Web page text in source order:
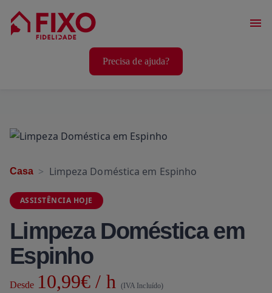
Serviços Casa
Precisa de ajuda?
Casa Limpeza Doméstica em Espinho
ASSISTÊNCIA HOJE
Limpeza Doméstica em
Espinho
Desde 10,99€ / h (IVA Incluído)